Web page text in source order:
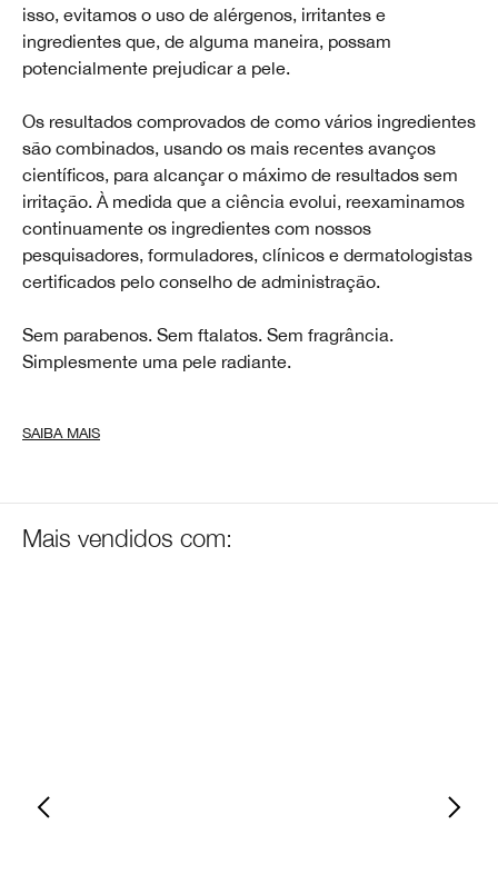
isso, evitamos o uso de alérgenos, irritantes e
ingredientes que, de alguma maneira, possam
potencialmente prejudicar a pele.
Os resultados comprovados de como vários ingredientes
são combinados, usando os mais recentes avanços
científicos, para alcançar o máximo de resultados sem
irritação. À medida que a ciência evolui, reexaminamos
continuamente os ingredientes com nossos
pesquisadores, formuladores, clínicos e dermatologistas
certificados pelo conselho de administração.
Sem parabenos. Sem ftalatos. Sem fragrância.
Simplesmente uma pele radiante.
SAIBA MAIS
Mais vendidos com: